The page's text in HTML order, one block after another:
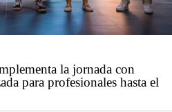
la jornada con
para profesionales hasta el